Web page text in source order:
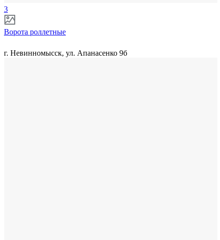
3
Ворота роллетные
г. Невинномысск, ул. Апанасенко 9б